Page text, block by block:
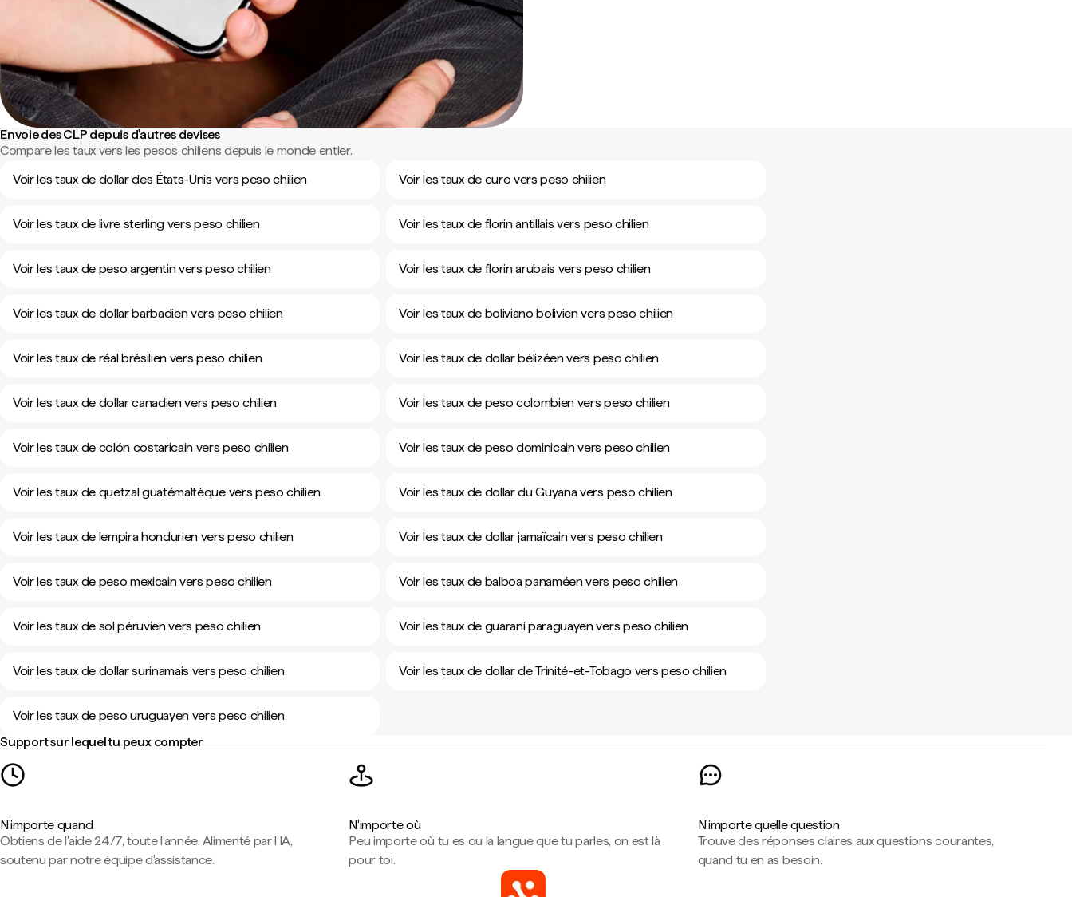
Envoie des CLP depuis d'autres devises
Compare les taux vers les pesos chiliens depuis le monde entier.
Voir les taux de dollar des États-Unis vers peso chilien
Voir les taux de euro vers peso chilien
Voir les taux de livre sterling vers peso chilien Voir les taux de florin antillais vers peso chilien
Voir les taux de peso argentin vers peso chilien Voir les taux de florin arubais vers peso chilien
Voir les taux de dollar barbadien vers peso chilien Voir les taux de boliviano bolivien vers peso chilien
Voir les taux de réal brésilien vers peso chilien Voir les taux de dollar bélizéen vers peso chilien
Voir les taux de dollar canadien vers peso chilien Voir les taux de peso colombien vers peso chilien
Voir les taux de colón costaricain vers peso chilien Voir les taux de peso dominicain vers peso chilien
Voir les taux de quetzal guatémaltèque vers peso chilien Voir les taux de dollar du Guyana vers peso chilien
Voir les taux de lempira hondurien vers peso chilien Voir les taux de dollar jamaïcain vers peso chilien
Voir les taux de peso mexicain vers peso chilien Voir les taux de balboa panaméen vers peso chilien
Voir les taux de sol péruvien vers peso chilien Voir les taux de guaraní paraguayen vers peso chilien
Voir les taux de dollar surinamais vers peso chilien Voir les taux de dollar de Trinité-et-Tobago vers peso chilien
Voir les taux de peso uruguayen vers peso chilien
Support sur lequel tu peux compter
N'importe quand
Obtiens de l'aide 24/7, toute l'année. Alimenté par l'IA,
soutenu par notre équipe d'assistance.
N'importe où
Peu importe où tu es ou la langue que tu parles, on est là
pour toi.
N'importe quelle question
Trouve des réponses claires aux questions courantes,
quand tu en as besoin.